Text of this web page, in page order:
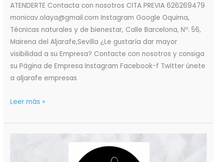
ATENDERTE Contacta con nosotros CITA PREVIA 626269479
monicav.olaya@gmail.com Instagram Google Oquima,
Técnicas naturales y de bienestar, Calle Barcelona, Nº. 56,
Mairena del Aljarafe,Sevilla ¿Le gustaría dar mayor
visibilidad a su Empresa? Contacte con nosotros y consiga
su Página de Empresa Instagram Facebook-f Twitter únete
a aljarafe empresas
Leer más »